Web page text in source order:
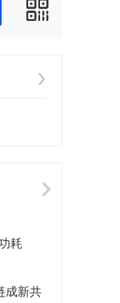
耗
成新共